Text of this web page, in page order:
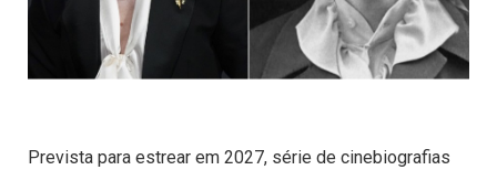
Prevista para estrear em 2027, série de cinebiografias